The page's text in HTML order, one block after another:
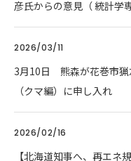
彦氏からの意見（ 統計学専
2026/03/11
3月10日 熊森が花巻市猟
（クマ編）に申し入れ
2026/02/16
【北海道知事へ、再エネ